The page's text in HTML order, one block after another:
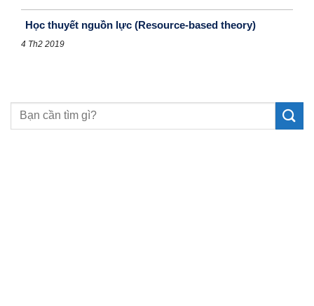
Học thuyết nguồn lực (Resource-based theory)
4 Th2 2019